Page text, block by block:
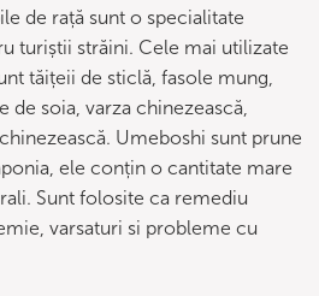
de rață sunt o specialitate
turiștii străini. Cele mai utilizate
tăițeii de sticlă, fasole mung,
de soia, varza chinezească,
Umeboshi sunt prune
ele conțin o cantitate mare
Sunt folosite ca remediu
varsaturi si probleme cu